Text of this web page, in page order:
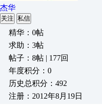
杰华
关注 私信
精华：0帖
求助：3帖
帖子：8帖 | 177回
年度积分：0
历史总积分：492
注册：2012年8月19日